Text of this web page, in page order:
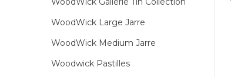
WoodWick Large Jarre
WoodWick Medium Jarre
Woodwick Pastilles